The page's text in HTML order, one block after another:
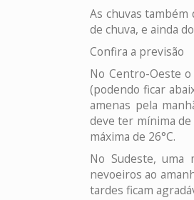
As chuvas
de chuva, e ainda
Confira a previsão
No Centro-Oeste
(podendo ficar
amenas pela
deve ter mínima de
máxima de 26°C.
No Sudeste,
nevoeiros ao
tardes ficam